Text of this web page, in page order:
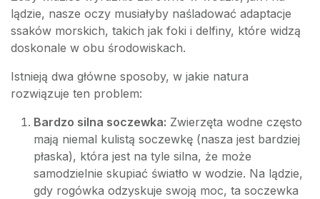
lądzie, nasze oczy musiałyby naśladować adaptacje
ssaków morskich, takich jak foki i delfiny, które widzą
doskonale w obu środowiskach.
Istnieją dwa główne sposoby, w jakie natura
rozwiązuje ten problem:
Bardzo silna soczewka: Zwierzęta wodne często
mają niemal kulistą soczewkę (nasza jest bardziej
płaska), która jest na tyle silna, że może
samodzielnie skupiać światło w wodzie. Na lądzie,
gdy rogówka odzyskuje swoją moc, ta soczewka